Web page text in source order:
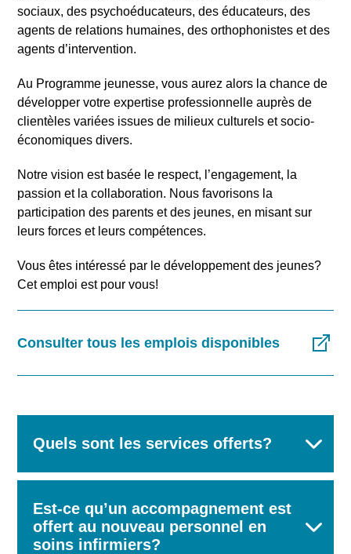
Rechercher
sociaux, des psychoéducateurs, des éducateurs, des
agents de relations humaines, des orthophonistes et des
agents d’intervention.
Au Programme jeunesse, vous aurez alors la chance de
développer votre expertise professionnelle auprès de
clientèles variées issues de milieux culturels et socio-
économiques divers.
Notre vision est basée le respect, l’engagement, la
passion et la collaboration. Nous favorisons la
participation des parents et des jeunes, en misant sur
leurs forces et leurs compétences.
Vous êtes intéressé par le développement des jeunes?
Cet emploi est pour vous!
Consulter tous les emplois disponibles
Quels sont les services offerts?
Est-ce qu’un accompagnement est
offert au nouveau personnel en
soins infirmiers?